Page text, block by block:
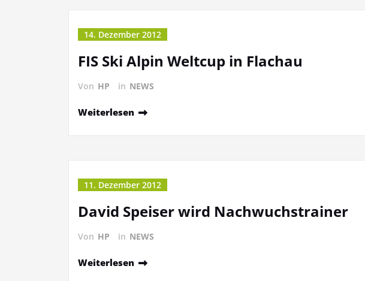
14. Dezember 2012
FIS Ski Alpin Weltcup in Flachau
Von HP in NEWS
Weiterlesen
11. Dezember 2012
David Speiser wird Nachwuchstrainer
Von HP in NEWS
Weiterlesen